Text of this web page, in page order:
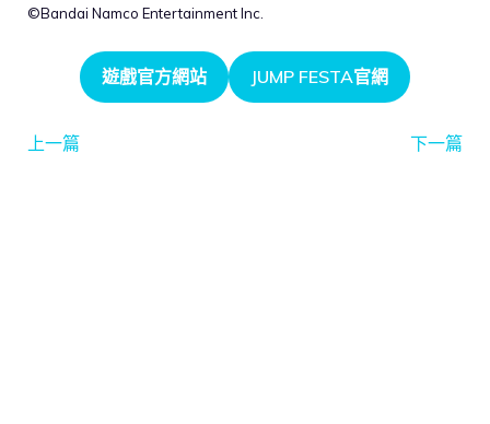
©Bandai Namco Entertainment Inc.
遊戲官方網站 JUMP FESTA官網
上一篇 下一篇